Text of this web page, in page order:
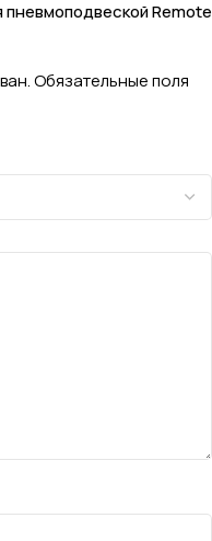
Remote
Обязательные поля